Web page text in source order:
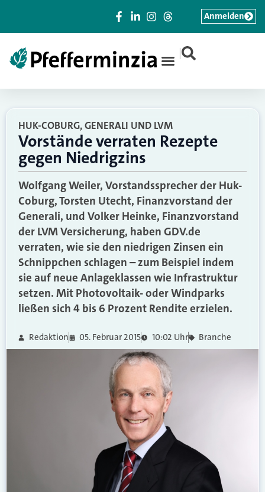
|
Anmelden
HUK-COBURG, GENERALI UND LVM
Vorstände verraten Rezepte
gegen Niedrigzins
Wolfgang Weiler, Vorstandssprecher der Huk-
Coburg, Torsten Utecht, Finanzvorstand der
Generali, und Volker Heinke, Finanzvorstand
der LVM Versicherung, haben GDV.de
verraten, wie sie den niedrigen Zinsen ein
Schnippchen schlagen – zum Beispiel indem
sie auf neue Anlageklassen wie Infrastruktur
setzen. Mit Photovoltaik- oder Windparks
ließen sich 4 bis 6 Prozent Rendite erzielen.
Redaktion 05. Februar 2015 10:02 Uhr Branche